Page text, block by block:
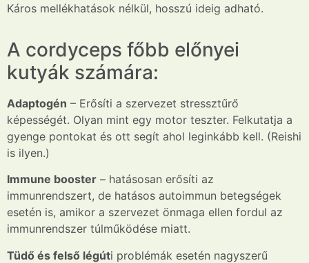
Káros mellékhatások nélkül, hosszú ideig adható.
A cordyceps főbb előnyei
kutyák számára:
Adaptogén – Erősíti a szervezet stressztűrő
képességét. Olyan mint egy motor teszter. Felkutatja a
gyenge pontokat és ott segít ahol leginkább kell. (Reishi
is ilyen.)
Immune booster – hatásosan erősíti az
immunrendszert, de hatásos autoimmun betegségek
esetén is, amikor a szervezet önmaga ellen fordul az
immunrendszer túlműködése miatt.
Tüdő és felső légúti problémák esetén nagyszerű